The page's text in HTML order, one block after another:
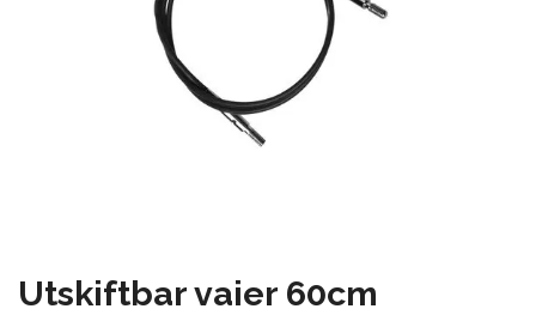
Utskiftbar vaier 60cm